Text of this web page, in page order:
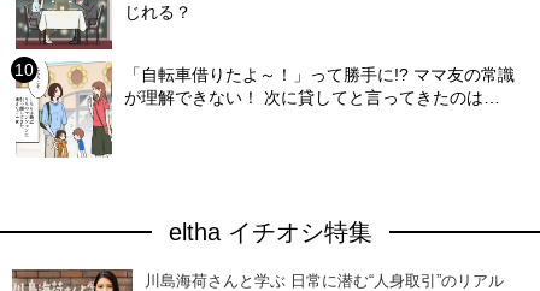
じれる？
「自転車借りたよ～！」って勝手に!? ママ友の常識
が理解できない！ 次に貸してと言ってきたのは…
eltha イチオシ特集
川島海荷さんと学ぶ 日常に潜む“人身取引”のリアル